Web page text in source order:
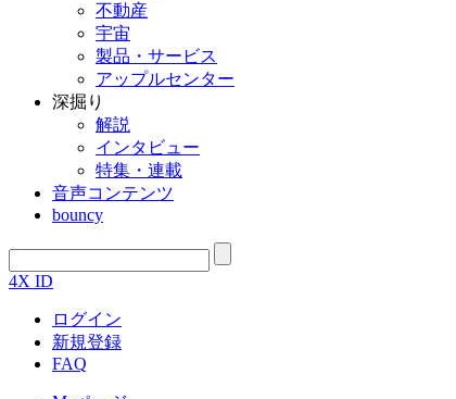
不動産
宇宙
製品・サービス
アップルセンター
深掘り
解説
インタビュー
特集・連載
音声コンテンツ
bouncy
4X ID
ログイン
新規登録
FAQ